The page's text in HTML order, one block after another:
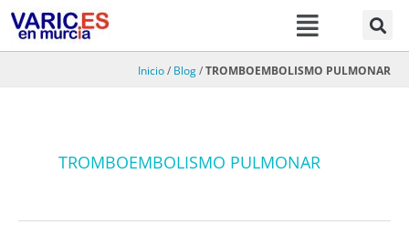
Menú
Inicio/ Blog/TROMBOEMBOLISMO PULMONAR
TROMBOEMBOLISMO PULMONAR